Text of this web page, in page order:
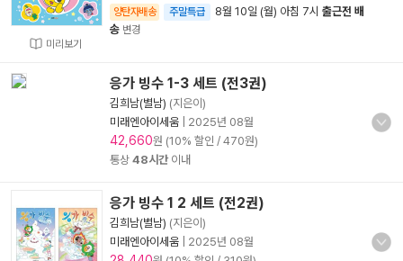
미리보기
양탄자배송 주말특급 8월 10일 (월) 아침 7시 출근전 배
송 변경
응가 빙수 1-3 세트 (전3권)
김희남(별남) (지은이)
미래엔아이세움
2025년 08월
42,660원 (10% 할인 / 470원)
통상 48시간이내
응가 빙수 1 2 세트 (전2권)
김희남(별남) (지은이)
미래엔아이세움
2025년 08월